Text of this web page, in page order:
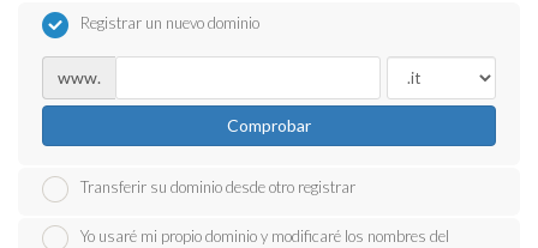
Registrar un nuevo dominio
www.
Comprobar
Transferir su dominio desde otro registrar
Yo usaré mi propio dominio y modificaré los nombres del